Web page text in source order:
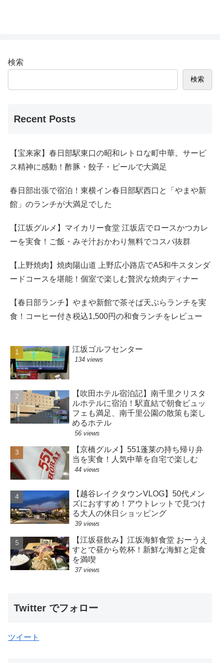
検索
検索
Recent Posts
【宝来家】春日部駅東口の昭和レトロな町中華。サービ
ス精神に感動！酢豚・餃子・ビールで大満足
春日部出張で宿泊！東横イン春日部駅西口と「やまや新
館」のランチが大満足でした
【江坂グルメ】マイカリー食堂 江坂店でロースかつカレ
ーを実食！ご飯・みそ汁おかわり無料でコスパ抜群
【上野焼肉】焼肉陽山道 上野広小路店でA5和牛スタンダ
ードコースを堪能！個室で楽しむ贅沢な焼肉ディナー
【春日部ランチ】やまや新館で茶そば天ぷらランチを実
食！コーヒー付き税込1,500円の和食ランチをレビュー
江坂ゴルフセンター
134 views
【吹田ホテル宿泊記】南千里クリスタ
ルホテルに宿泊！駅直結で朝食ビュッ
フェも満足、南千里公園の散策も楽し
めるホテル
56 views
【京橋グルメ】551蓬莱の持ち帰り弁
当を実食！人気中華を自宅で楽しむ
44 views
【越谷レイクタウンVLOG】50代メン
ズにおすすめ！アウトレットで見つけ
る大人の休日ショッピング
39 views
【江坂昼飲み】江坂海鮮食堂 おーうえ
すとで昼から乾杯！新鮮な海鮮と定食
を満喫
37 views
Twitter でフォロー
ツイート